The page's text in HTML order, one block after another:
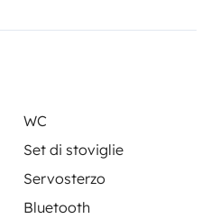
WC
Set di stoviglie
Servosterzo
Bluetooth